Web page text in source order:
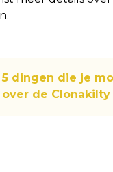
5 dingen die je
over de